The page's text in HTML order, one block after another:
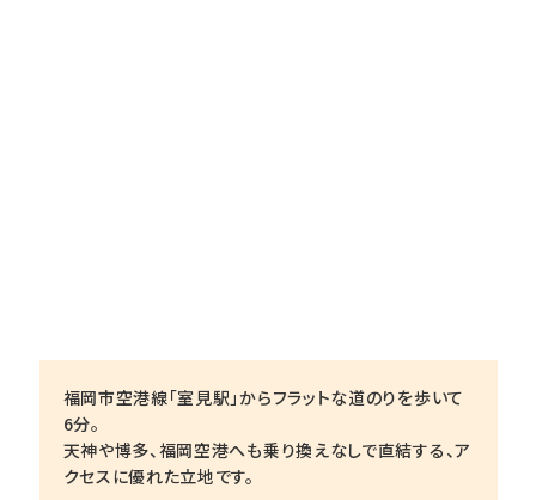
福岡市空港線「室見駅」からフラットな道のりを歩いて
6分。
天神や博多、福岡空港へも乗り換えなしで直結する、ア
クセスに優れた立地です。